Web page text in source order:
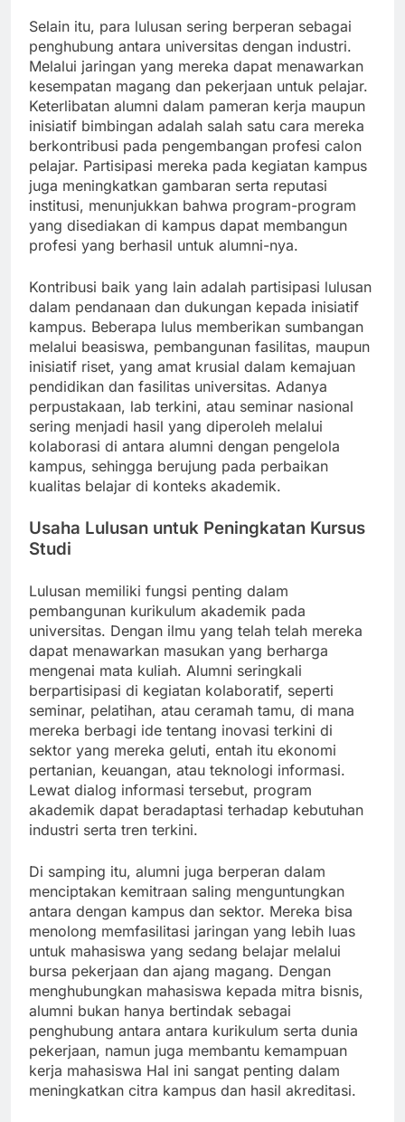
Selain itu, para lulusan sering berperan sebagai
penghubung antara universitas dengan industri.
Melalui jaringan yang mereka dapat menawarkan
kesempatan magang dan pekerjaan untuk pelajar.
Keterlibatan alumni dalam pameran kerja maupun
inisiatif bimbingan adalah salah satu cara mereka
berkontribusi pada pengembangan profesi calon
pelajar. Partisipasi mereka pada kegiatan kampus
juga meningkatkan gambaran serta reputasi
institusi, menunjukkan bahwa program-program
yang disediakan di kampus dapat membangun
profesi yang berhasil untuk alumni-nya.
Kontribusi baik yang lain adalah partisipasi lulusan
dalam pendanaan dan dukungan kepada inisiatif
kampus. Beberapa lulus memberikan sumbangan
melalui beasiswa, pembangunan fasilitas, maupun
inisiatif riset, yang amat krusial dalam kemajuan
pendidikan dan fasilitas universitas. Adanya
perpustakaan, lab terkini, atau seminar nasional
sering menjadi hasil yang diperoleh melalui
kolaborasi di antara alumni dengan pengelola
kampus, sehingga berujung pada perbaikan
kualitas belajar di konteks akademik.
Usaha Lulusan untuk Peningkatan Kursus
Studi
Lulusan memiliki fungsi penting dalam
pembangunan kurikulum akademik pada
universitas. Dengan ilmu yang telah telah mereka
dapat menawarkan masukan yang berharga
mengenai mata kuliah. Alumni seringkali
berpartisipasi di kegiatan kolaboratif, seperti
seminar, pelatihan, atau ceramah tamu, di mana
mereka berbagi ide tentang inovasi terkini di
sektor yang mereka geluti, entah itu ekonomi
pertanian, keuangan, atau teknologi informasi.
Lewat dialog informasi tersebut, program
akademik dapat beradaptasi terhadap kebutuhan
industri serta tren terkini.
Di samping itu, alumni juga berperan dalam
menciptakan kemitraan saling menguntungkan
antara dengan kampus dan sektor. Mereka bisa
menolong memfasilitasi jaringan yang lebih luas
untuk mahasiswa yang sedang belajar melalui
bursa pekerjaan dan ajang magang. Dengan
menghubungkan mahasiswa kepada mitra bisnis,
alumni bukan hanya bertindak sebagai
penghubung antara antara kurikulum serta dunia
pekerjaan, namun juga membantu kemampuan
kerja mahasiswa Hal ini sangat penting dalam
meningkatkan citra kampus dan hasil akreditasi.